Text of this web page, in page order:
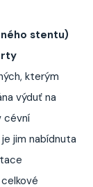
stentu)
kterým
výduť na
cévní
jim nabídnuta